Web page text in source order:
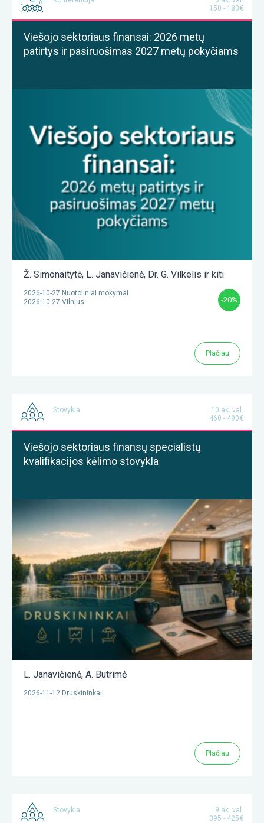
150 - 180€
Viešojo sektoriaus finansai: 2026 metų
patirtys ir pasiruošimas 2027 metų pokyčiams
Ž. Simonaitytė, L. Janavičienė, Dr. G. Vilkelis ir kiti
2026-10-27 Nuotoliniai mokymai
2026-10-27 Vilnius
-20%
Plačiau
Stovykla
10 ak. val.
460 - 490€
Viešojo sektoriaus finansų specialistų
kvalifikacijos kėlimo stovykla
L. Janavičienė, A. Butrimė
2026-11-12 Druskininkai
Plačiau
Stovykla
9 ak. val.
395 - 425€